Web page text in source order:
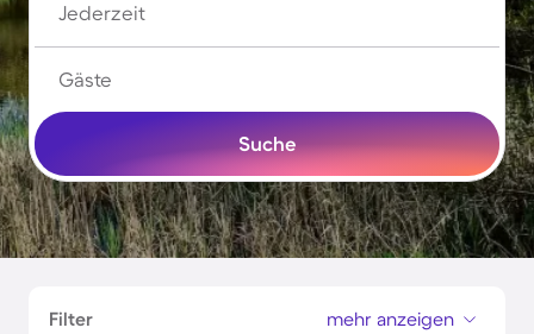
Jederzeit
Gäste
Suche
Filter mehr anzeigen